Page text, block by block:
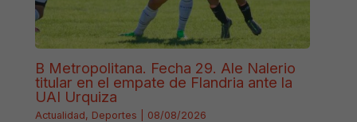
B Metropolitana. Fecha 29. Ale Nalerio
titular en el empate de Flandria ante la
UAI Urquiza
Actualidad, Deportes 08/08/2026